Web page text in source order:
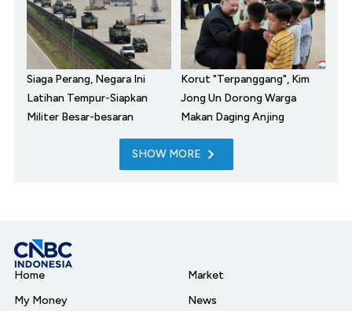
Siaga Perang, Negara Ini
Latihan Tempur-Siapkan
Militer Besar-besaran
Korut "Terpanggang", Kim
Jong Un Dorong Warga
Makan Daging Anjing
SHOW MORE
Home
My Money
Market
News